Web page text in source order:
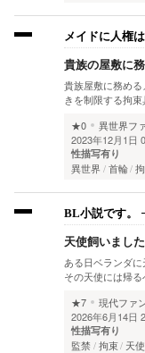
メイドに人権
貴族の屋敷に
貴族屋敷に務め
きを制限する拘
★0
異世界フ
2023年12月1日
性描写有り
異世界 首輪
BL小説です。
天使飼いました
ある日ベランダ
その天使には帰
★7
現代ファ
2026年6月14日
性描写有り
監禁 拘束 天使